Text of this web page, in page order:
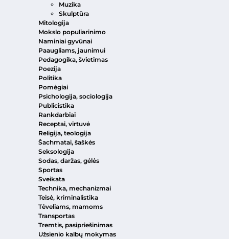
Muzika
Skulptūra
Mitologija
Mokslo populiarinimo
Naminiai gyvūnai
Paaugliams, jaunimui
Pedagogika, švietimas
Poezija
Politika
Pomėgiai
Psichologija, sociologija
Publicistika
Rankdarbiai
Receptai, virtuvė
Religija, teologija
Šachmatai, šaškės
Seksologija
Sodas, daržas, gėlės
Sportas
Sveikata
Technika, mechanizmai
Teisė, kriminalistika
Tėveliams, mamoms
Transportas
Tremtis, pasipriešinimas
Užsienio kalbų mokymas